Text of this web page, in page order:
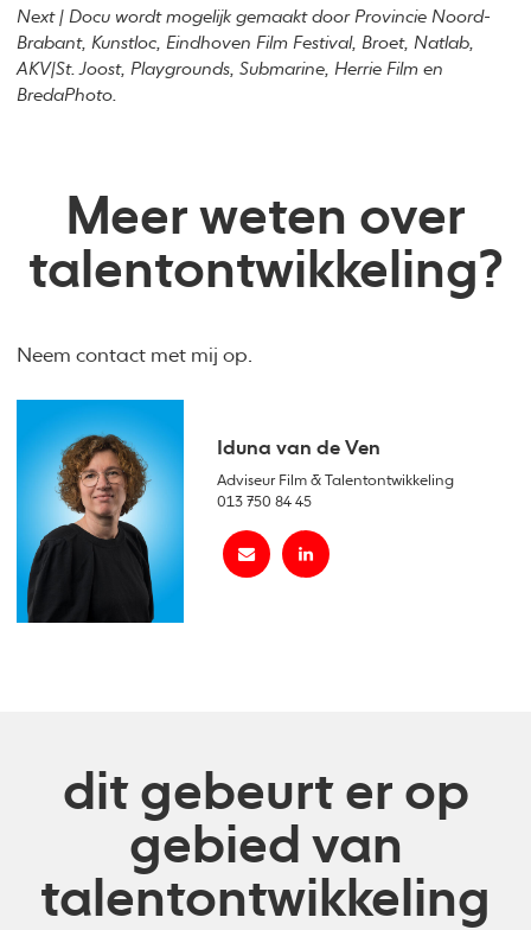
Next | Docu wordt mogelijk gemaakt door Provincie Noord-
Brabant, Kunstloc, Eindhoven Film Festival, Broet, Natlab,
AKV|St. Joost, Playgrounds, Submarine, Herrie Film en
BredaPhoto.
Meer weten over
talentontwikkeling?
Neem contact met mij op.
Iduna van de Ven
Adviseur Film & Talentontwikkeling
013 750 84 45
dit gebeurt er op
gebied van
talentontwikkeling